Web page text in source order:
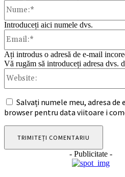
Introduceți aici numele dvs.
Ați introdus o adresă de e-mail
Vă rugăm să introduceți adresa dvs.
Salvați numele meu, adresa
browser pentru data viitoare i
- Publicitate -